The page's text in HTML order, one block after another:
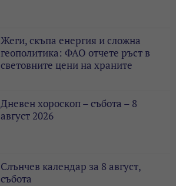
Жеги, скъпа енергия и сложна
геополитика: ФАО отчете ръст в
световните цени на храните
Дневен хороскоп – събота – 8
август 2026
Слънчев календар за 8 август,
събота